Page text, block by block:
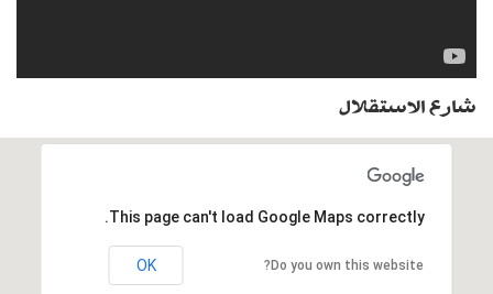
شارع الاستقلال
This page can't load Google Maps correctly.
Do you own this website?
OK